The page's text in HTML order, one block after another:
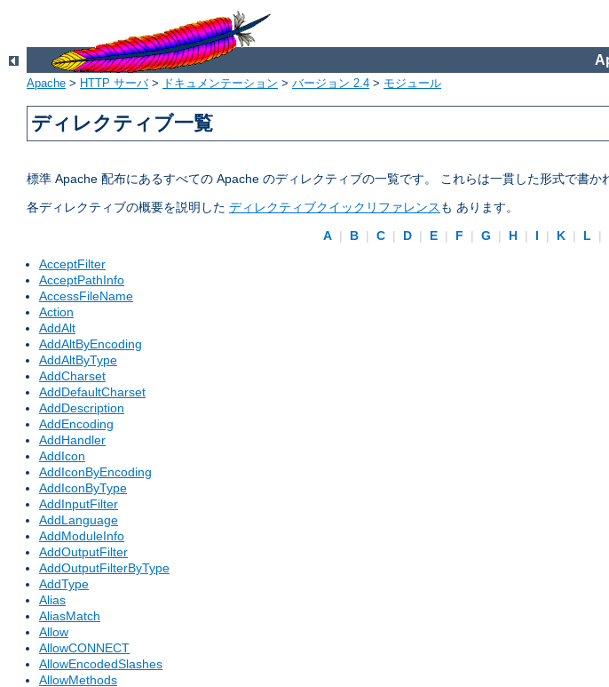
Apache > HTTP サーバ> ドキュメンテーション > バージョン 2.4 > モジュール
ディレクティブ一覧
標準 Apache 配布にあるすべての Apache のディレクティブの一覧です。 これらは一貫した形式で書か
各ディレクティブの概要を説明した ディレクティブクイックリファレンス も あります。
A | B | C | D | E | F | G | H | I | K | L |
AcceptFilter
AcceptPathInfo
AccessFileName
Action
AddAlt
AddAltByEncoding
AddAltByType
AddCharset
AddDefaultCharset
AddDescription
AddEncoding
AddHandler
AddIcon
AddIconByEncoding
AddIconByType
AddInputFilter
AddLanguage
AddModuleInfo
AddOutputFilter
AddOutputFilterByType
AddType
Alias
AliasMatch
Allow
AllowCONNECT
AllowEncodedSlashes
AllowMethods